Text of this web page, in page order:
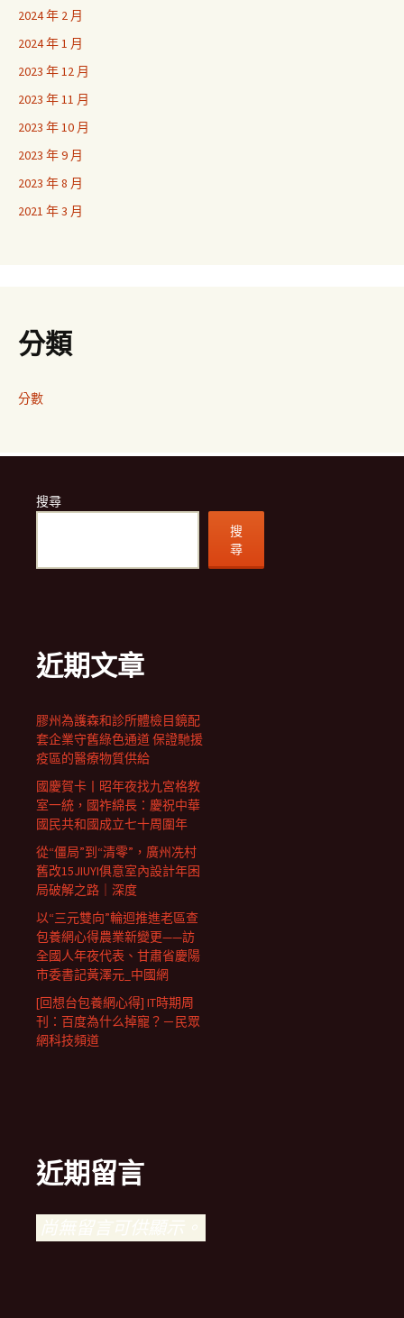
2024 年 2 月
2024 年 1 月
2023 年 12 月
2023 年 11 月
2023 年 10 月
2023 年 9 月
2023 年 8 月
2021 年 3 月
分類
分數
搜尋
搜
尋
近期文章
膠州為護森和診所體檢目鏡配
套企業守舊綠色通道 保證馳援
疫區的醫療物質供給
國慶賀卡丨昭年夜找九宮格教
室一統，國祚綿長：慶祝中華
國民共和國成立七十周圍年
從“僵局”到“清零”，廣州冼村
舊改15JIUYI俱意室內設計年困
局破解之路｜深度
以“三元雙向”輪迴推進老區查
包養網心得農業新變更——訪
全國人年夜代表、甘肅省慶陽
市委書記黃澤元_中國網
[回想台包養網心得] IT時期周
刊：百度為什么掉寵？－民眾
網科技頻道
近期留言
尚無留言可供顯示。